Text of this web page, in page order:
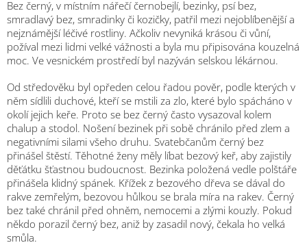
Bez černý, v místním nářečí černobejlí, bezinky, psí bez,
smradlavý bez, smradinky či kozičky, patřil mezi nejoblíbenější a
nejznámější léčivé rostliny. Ačkoliv nevyniká krásou či vůní,
požíval mezi lidmi velké vážnosti a byla mu připisována kouzelná
moc. Ve vesnickém prostředí byl nazýván selskou lékárnou.
Od středověku byl opředen celou řadou pověr, podle kterých v
něm sídlili duchové, kteří se mstili za zlo, které bylo spácháno v
okolí jejich keře. Proto se bez černý často vysazoval kolem
chalup a stodol. Nošení bezinek při sobě chránilo před zlem a
negativními silami všeho druhu. Svatebčanům černý bez
přinášel štěstí. Těhotné ženy měly líbat bezový keř, aby zajistily
děťátku šťastnou budoucnost. Bezinka položená vedle polštáře
přinášela klidný spánek. Křížek z bezového dřeva se dával do
rakve zemřelým, bezovou hůlkou se brala míra na rakev. Černý
bez také chránil před ohněm, nemocemi a zlými kouzly. Pokud
někdo porazil černý bez, aniž by zasadil nový, čekala ho velká
smůla.